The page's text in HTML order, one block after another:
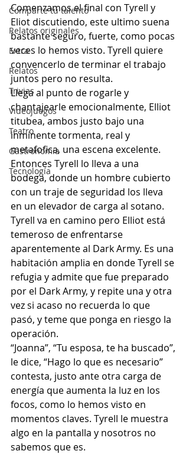
Comparte tu talento
Relatos originales
Extra
Relatos
Trivias
Videojuegos
Teatro
Gastronomía
Tecnología
Comenzamos el final con Tyrell y
Eliot discutiendo, este ultimo suena
bastante seguro, fuerte, como pocas
veces lo hemos visto. Tyrell quiere
convencerlo de terminar el trabajo
juntos pero no resulta.
Llega al punto de rogarle y
chantajearle emocionalmente, Elliot
titubea, ambos justo bajo una
inminente tormenta, real y
metafofica, una escena excelente.
Entonces Tyrell lo lleva a una
bodega, donde un hombre cubierto
con un traje de seguridad los lleva
en un elevador de carga al sotano.
Tyrell va en camino pero Elliot está
temeroso de enfrentarse
aparentemente al Dark Army. Es una
habitación amplia en donde Tyrell se
refugia y admite que fue preparado
por el Dark Army, y repite una y otra
vez si acaso no recuerda lo que
pasó, y teme que ponga en riesgo la
operación.
“Joanna”, “Tu esposa, te ha buscado”,
le dice, “Hago lo que es necesario”
contesta, justo ante otra carga de
energía que aumenta la luz en los
focos, como lo hemos visto en
momentos claves. Tyrell le muestra
algo en la pantalla y nosotros no
sabemos que es.